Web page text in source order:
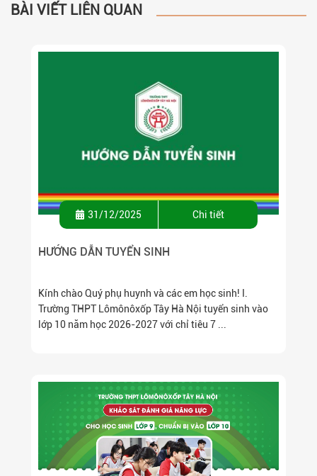
BÀI VIẾT LIÊN QUAN
31/12/2025 Chi tiết
HƯỚNG DẪN TUYỂN SINH
Kính chào Quý phụ huynh và các em học sinh! I.
Trường THPT Lômônôxốp Tây Hà Nội tuyển sinh vào
lớp 10 năm học 2026-2027 với chỉ tiêu 7 ...